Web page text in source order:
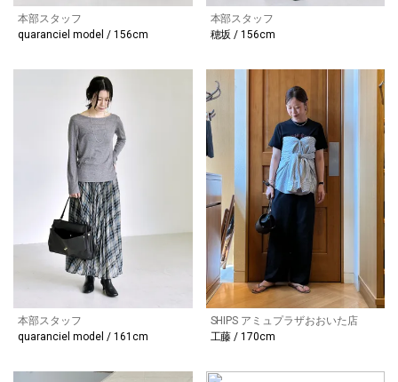
本部スタッフ
quaranciel model / 156cm
本部スタッフ
穂坂 / 156cm
本部スタッフ
quaranciel model / 161cm
SHIPS アミュプラザおおいた店
工藤 / 170cm